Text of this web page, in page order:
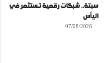
سبتة.. شبكات رقمية تستثمر في
اليأس
07/08/2026